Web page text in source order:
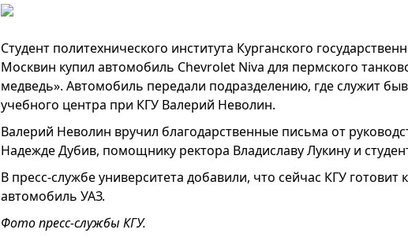
Студент политехнического института Курганского
Москвин купил автомобиль Chevrolet Niva для пермского
медведь». Автомобиль передали подразделению, где служит
учебного центра при КГУ Валерий Неволин.
Валерий Неволин вручил благодарственные письма от
Надежде Дубив, помощнику ректора Владиславу Лукину и
В пресс-службе университета добавили, что сейчас КГУ готовит
автомобиль УАЗ.
Фото пресс-службы КГУ.